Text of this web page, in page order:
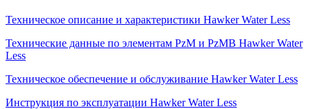
Техническое описание и характеристики Hawker Water Less
Технические данные по элементам PzM и PzMB Hawker Water
Less
Техническое обеспечение и обслуживание Hawker Water Less
Инструкция по эксплуатации Hawker Water Less